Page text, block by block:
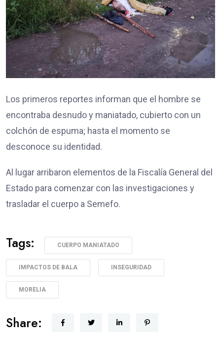
Los primeros reportes informan que el hombre se
encontraba desnudo y maniatado, cubierto con un
colchón de espuma; hasta el momento se
desconoce su identidad.
Al lugar arribaron elementos de la Fiscalía General del
Estado para comenzar con las investigaciones y
trasladar el cuerpo a Semefo.
Tags: CUERPO MANIATADO
IMPACTOS DE BALA INSEGURIDAD
MORELIA
Share: